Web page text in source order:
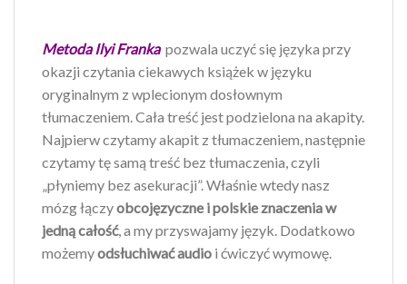
Metoda Ilyi Frankapozwala uczyć się języka przy
okazji czytania ciekawych książek w języku
oryginalnym z wplecionym dosłownym
tłumaczeniem. Cała treść jest podzielona na akapity.
Najpierw czytamy akapit z tłumaczeniem, następnie
czytamy tę samą treść bez tłumaczenia, czyli
„płyniemy bez asekuracji”. Właśnie wtedy nasz
mózg łączyobcojęzyczne i polskie znaczenia w
jedną całość, a my przyswajamy język. Dodatkowo
możemyodsłuchiwać audio i ćwiczyć wymowę.